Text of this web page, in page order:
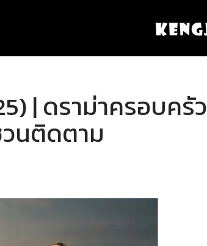
| ดราม่าครอบครัว
นติดตาม